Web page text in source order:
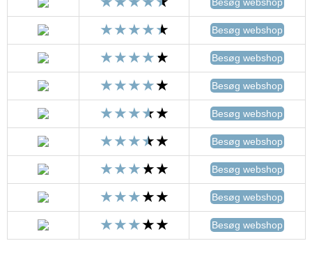
Besøg webshop
Besøg webshop
Besøg webshop
Besøg webshop
Besøg webshop
Besøg webshop
Besøg webshop
Besøg webshop